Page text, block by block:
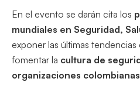
En el evento se darán cita los
mundiales en Seguridad,
exponer las últimas tendencias
fomentar la cultura de
organizaciones